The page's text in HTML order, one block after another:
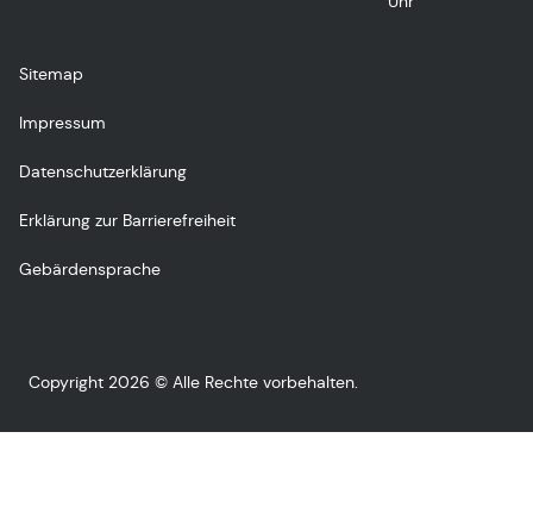
Sitemap
Impressum
Datenschutzerklärung
Erklärung zur Barrierefreiheit
Gebärdensprache
Copyright 2026 © Alle Rechte vorbehalten.